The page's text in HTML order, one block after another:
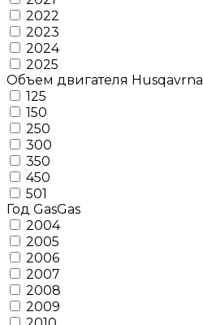
2022
2023
2024
2025
Объем двигателя Husqavrna
125
150
250
300
350
450
501
Год GasGas
2004
2005
2006
2007
2008
2009